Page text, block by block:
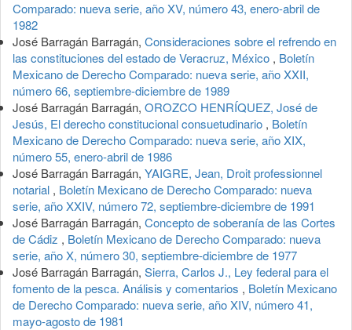
Comparado: nueva serie, año XV, número 43, enero-abril de
1982
José Barragán Barragán, Consideraciones sobre el refrendo en
las constituciones del estado de Veracruz, México , Boletín
Mexicano de Derecho Comparado: nueva serie, año XXII,
número 66, septiembre-diciembre de 1989
José Barragán Barragán, OROZCO HENRÍQUEZ, José de
Jesús, El derecho constitucional consuetudinario , Boletín
Mexicano de Derecho Comparado: nueva serie, año XIX,
número 55, enero-abril de 1986
José Barragán Barragán, YAIGRE, Jean, Droit professionnel
notarial , Boletín Mexicano de Derecho Comparado: nueva
serie, año XXIV, número 72, septiembre-diciembre de 1991
José Barragán Barragán, Concepto de soberanía de las Cortes
de Cádiz , Boletín Mexicano de Derecho Comparado: nueva
serie, año X, número 30, septiembre-diciembre de 1977
José Barragán Barragán, Sierra, Carlos J., Ley federal para el
fomento de la pesca. Análisis y comentarios , Boletín Mexicano
de Derecho Comparado: nueva serie, año XIV, número 41,
mayo-agosto de 1981